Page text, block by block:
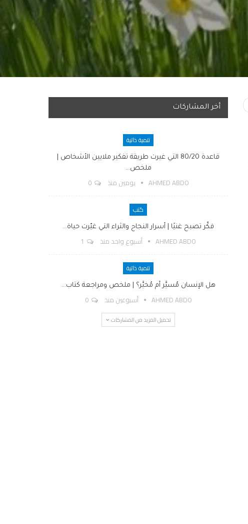
أخر المشاركات
تنمية ذاتية
قاعدة 80/20 التي غيرت طريقة تفكير ملايين الأشخاص |
ملخص…
AHMED ABDO يومين منذ 0
كتب
فكّر تصبح غنيًا | أسرار النجاح والثراء التي غيّرت حياة…
AHMED ABDO أسبوع واحد منذ
تنمية ذاتية
هل الإنسان مُسيَّر أم مُخيَّر؟ | ملخص ومراجعة كتاب…
AHMED ABDO أسبوعين منذ 0
تحميل المزيد من المشاركات